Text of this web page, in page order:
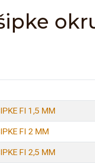
FI 1,5 MM
FI 2 MM
FI 2,5 MM